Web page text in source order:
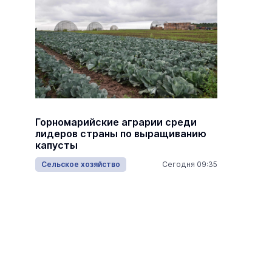
Горномарийские аграрии среди
лидеров страны по выращиванию
капусты
Сельское хозяйство Сегодня 09:35